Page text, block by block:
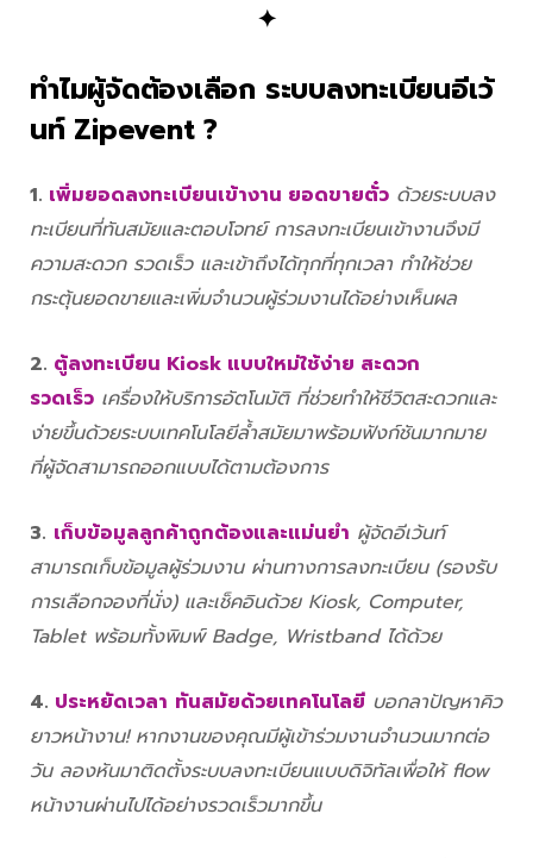
✦
ทำไมผู้จัดต้องเลือก ระบบลงทะเบียนอีเว้
นท์ Zipevent ?
1. เพิ่มยอดลงทะเบียนเข้างาน ยอดขายตั๋ว ด้วยระบบลง
ทะเบียนที่ทันสมัยและตอบโจทย์ การลงทะเบียนเข้างานจึงมี
ความสะดวก รวดเร็ว และเข้าถึงได้ทุกที่ทุกเวลา ทำให้ช่วย
กระตุ้นยอดขายและเพิ่มจำนวนผู้ร่วมงานได้อย่างเห็นผล
2. ตู้ลงทะเบียน Kiosk แบบใหม่ใช้ง่าย สะดวก
รวดเร็ว เครื่องให้บริการอัตโนมัติ ที่ช่วยทำให้ชีวิตสะดวกและ
ง่ายขึ้นด้วยระบบเทคโนโลยีล้ำสมัยมาพร้อมฟังก์ชันมากมาย
ที่ผู้จัดสามารถออกแบบได้ตามต้องการ
3. เก็บข้อมูลลูกค้าถูกต้องและแม่นยำ ผู้จัดอีเว้นท์
สามารถเก็บข้อมูลผู้ร่วมงาน ผ่านทางการลงทะเบียน (รองรับ
การเลือกจองที่นั่ง) และเช็คอินด้วย Kiosk, Computer,
Tablet พร้อมทั้งพิมพ์ Badge, Wristband ได้ด้วย
4. ประหยัดเวลา ทันสมัยด้วยเทคโนโลยี บอกลาปัญหาคิว
ยาวหน้างาน! หากงานของคุณมีผู้เข้าร่วมงานจำนวนมากต่อ
วัน ลองหันมาติดตั้งระบบลงทะเบียนแบบดิจิทัลเพื่อให้ flow
หน้างานผ่านไปได้อย่างรวดเร็วมากขึ้น